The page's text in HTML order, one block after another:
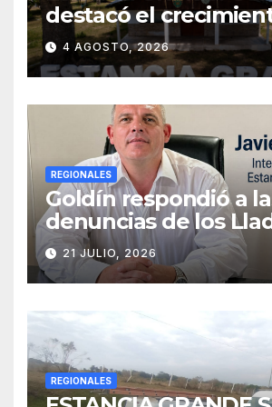
destacó el
municipio, anunció
obras y defendió su
frente a las críticas
4 AGOSTO, 2026
REGIONALES
Goldín respondió a
denuncias de los
defendió la
su gestión
21 JULIO, 2026
REGIONALES